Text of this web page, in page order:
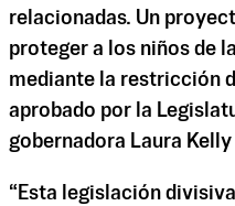
relacionadas. Un
proteger a los niños de
mediante la restricción
aprobado por la
gobernadora Laura Kelly
“Esta legislación